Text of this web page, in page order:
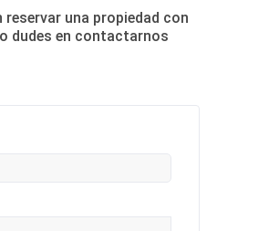
reservar una propiedad con
dudes en contactarnos